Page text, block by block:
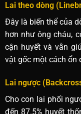
Lai theo dòng
Đây là biến thể của
hơn như ông cháu,
cận huyết và vẫn
vật gốc một cách ổn
Lai ngược
Cho con lai phối
đến 87.5% huyết